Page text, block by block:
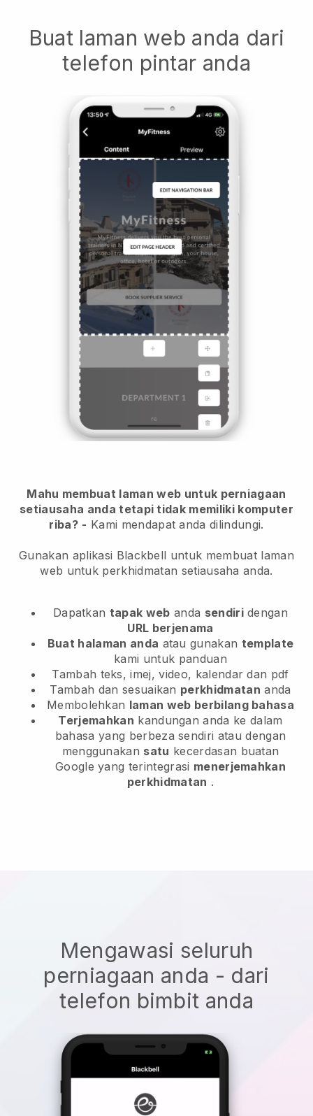
Buat laman web anda dari
telefon pintar anda
Mahu membuat laman web untuk perniagaan
setiausaha anda tetapi tidak memiliki komputer
riba? - Kami mendapat anda dilindungi.
Gunakan aplikasi Blackbell untuk membuat laman
web untuk perkhidmatan setiausaha anda.
Dapatkan tapak web anda sendiridengan
URL berjenama
Buat halaman anda atau gunakan template
kami untuk panduan
Tambah teks, imej, video, kalendar dan pdf
Tambah dan sesuaikan perkhidmatan anda
Membolehkan laman web berbilang bahasa
Terjemahkan kandungan anda ke dalam
bahasa yang berbeza sendiri atau dengan
menggunakan satu kecerdasan buatan
Google yang terintegrasi menerjemahkan
perkhidmatan .
Mengawasi seluruh
perniagaan anda - dari
telefon bimbit anda